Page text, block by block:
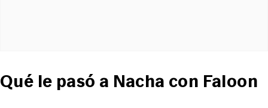
Qué le pasó a Nacha con Faloon